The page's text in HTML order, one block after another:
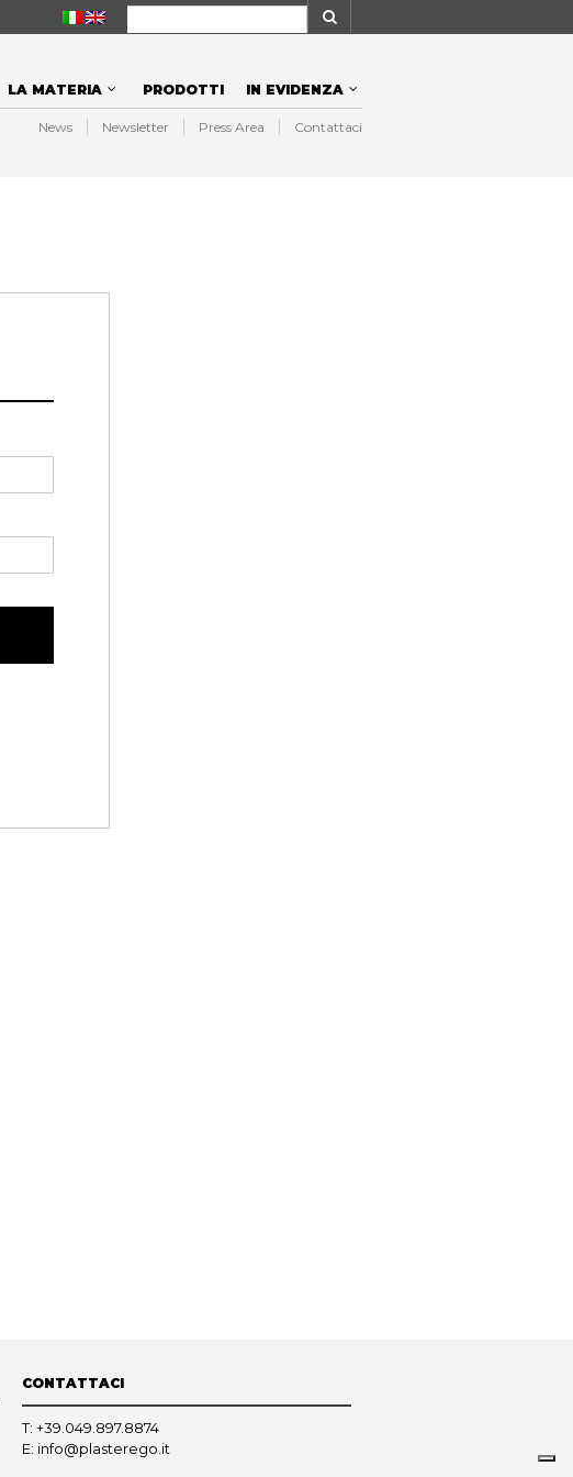
LA MATERIA PRODOTTI IN EVIDENZA
News Newsletter Press Area Contattaci
CONTATTACI
T: +39.049.897.8874
E: info@plasterego.it